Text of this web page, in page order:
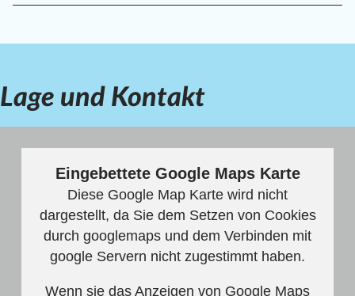
Lage und Kontakt
Eingebettete Google Maps Karte
Diese Google Map Karte wird nicht
dargestellt, da Sie dem Setzen von Cookies
durch googlemaps und dem Verbinden mit
google Servern nicht zugestimmt haben.
Wenn sie das Anzeigen von Google Maps